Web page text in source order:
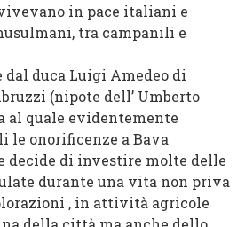
in pace italiani e
tra campanili e
dal duca Luigi Amedeo di
(nipote dell’ Umberto
al quale evidentemente
le onorificenze a Bava
decide di investire molte delle
durante una vita non priva
, in attività agricole